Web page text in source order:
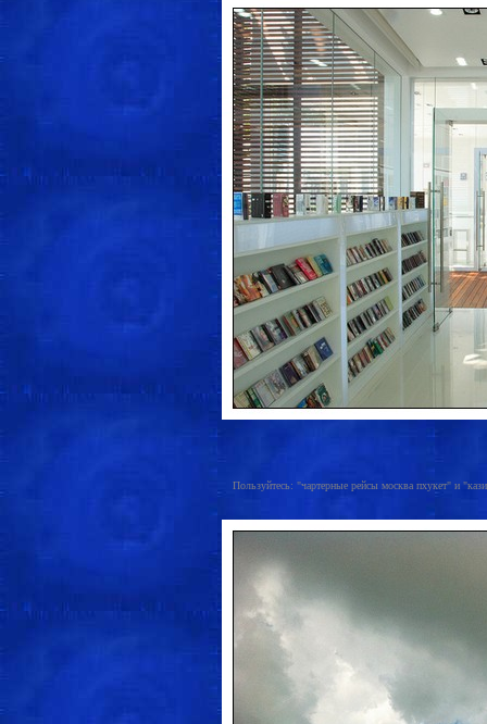
Пользуйтесь: "чартерные рейсы москва пхукет" и